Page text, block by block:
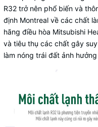
R32 trở nên phổ biến và
định Montreal về các chất
hãng điều hòa Mitsubishi
và tiêu thụ các chất gây
làm nóng trái đất ảnh